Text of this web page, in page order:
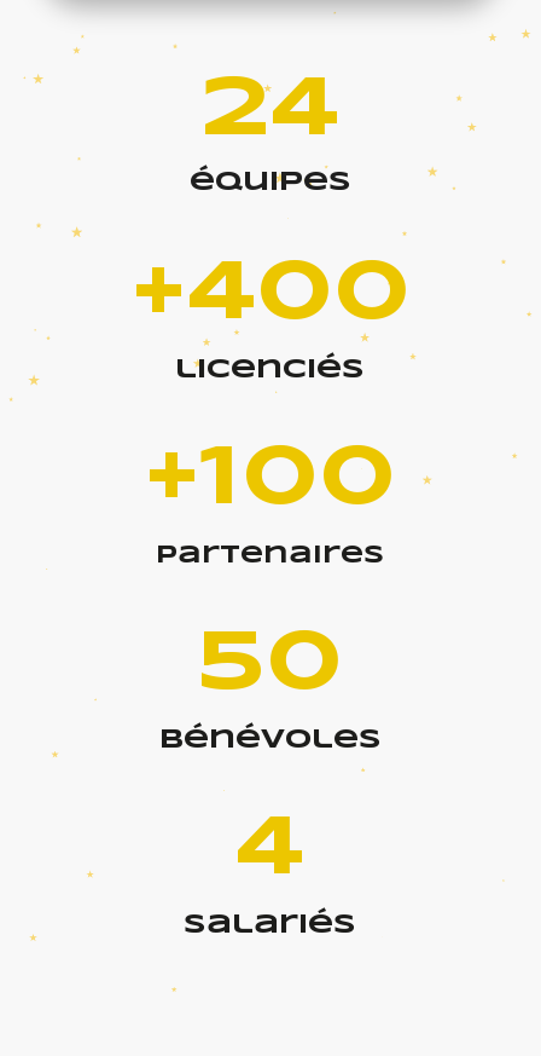
24
équipes
+400
licenciés
+100
partenaires
50
bénévoles
4
salariés